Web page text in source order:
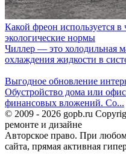
Какой фреон используется в
экологические нормы
Чиллер — это холодильная
охлаждения жидкости в
Выгодное обновление
Обустройство дома или
финансовых вложений. Со...
© 2009 - 2026 gopb.ru
ремонте и дизайне
Авторское право. При
сайта, прямая активная